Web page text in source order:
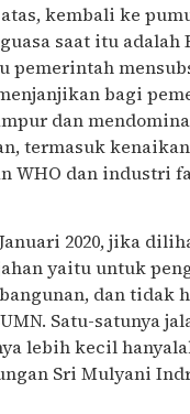
kembali ke
saat itu adalah
pemerintah
bagi
dan
termasuk
WHO dan industri
2020, jika
yaitu untuk
dan tidak
Satu-satunya
lebih kecil
Sri Mulyani